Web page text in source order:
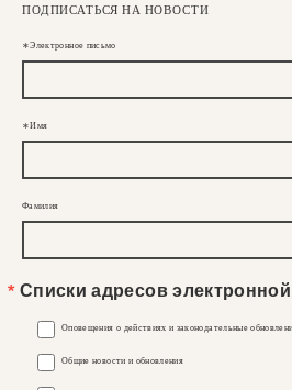
ПОДПИСАТЬСЯ НА НОВОСТИ
Электронное письмо
Имя
Фамилия
Списки адресов
Оповещения о действиях и законодательные
Общие новости и обновления